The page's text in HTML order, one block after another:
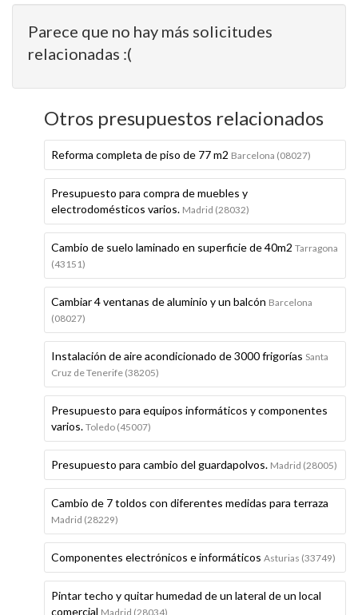
Parece que no hay más solicitudes
relacionadas :(
Otros presupuestos relacionados
Reforma completa de piso de 77 m2 Barcelona (08027)
Presupuesto para compra de muebles y
electrodomésticos varios. Madrid (28032)
Cambio de suelo laminado en superficie de 40m2 Tarragona
(43151)
Cambiar 4 ventanas de aluminio y un balcón Barcelona
(08027)
Instalación de aire acondicionado de 3000 frigorías Santa
Cruz de Tenerife (38205)
Presupuesto para equipos informáticos y componentes
varios. Toledo (45007)
Presupuesto para cambio del guardapolvos. Madrid (28005)
Cambio de 7 toldos con diferentes medidas para terraza
Madrid (28229)
Componentes electrónicos e informáticos Asturias (33749)
Pintar techo y quitar humedad de un lateral de un local
comercial Madrid (28034)